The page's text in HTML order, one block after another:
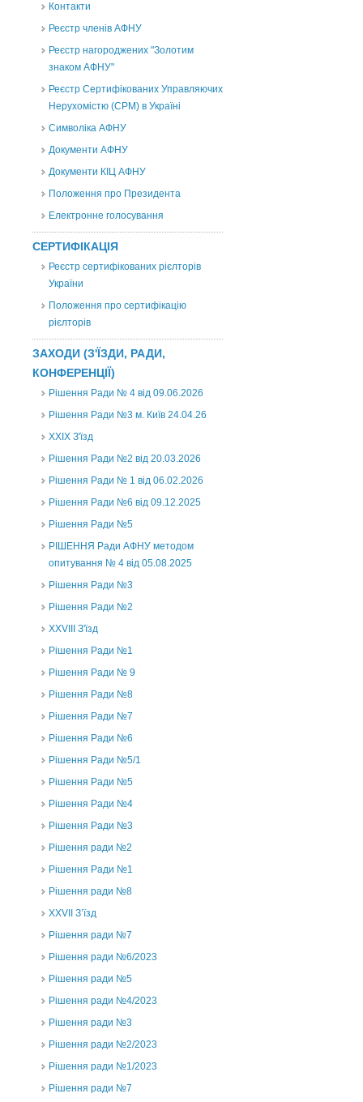
Контакти
Реєстр членів АФНУ
Реєстр нагороджених "Золотим
знаком АФНУ"
Реєстр Сертифікованих Управляючих
Нерухомістю (CPM) в Україні
Символіка АФНУ
Документи АФНУ
Документи КІЦ АФНУ
Положення про Президента
Електронне голосування
СЕРТИФІКАЦІЯ
Реєстр сертифікованих рієлторів
України
Положення про сертифікацію
рієлторів
ЗАХОДИ (З'ЇЗДИ, РАДИ,
КОНФЕРЕНЦІЇ)
Рішення Ради № 4 від 09.06.2026
Рішення Ради №3 м. Київ 24.04.26
XXІХ З'їзд
Рішення Ради №2 від 20.03.2026
Рішення Ради № 1 від 06.02.2026
Рішення Ради №6 від 09.12.2025
Рішення Ради №5
РІШЕННЯ Ради АФНУ методом
опитування № 4 від 05.08.2025
Рішення Ради №3
Рішення Ради №2
XXVIII З'їзд
Рішення Ради №1
Рішення Ради № 9
Рішення Ради №8
Рішення Ради №7
Рішення Ради №6
Рішення Ради №5/1
Рішення Ради №5
Рішення Ради №4
Рішення Ради №3
Рішення ради №2
Рішення Ради №1
Рішення ради №8
ХХVII З’їзд
Рішення ради №7
Рішення ради №6/2023
Рішення ради №5
Рішення ради №4/2023
Рішення ради №3
Рішення ради №2/2023
Рішення ради №1/2023
Рішення ради №7